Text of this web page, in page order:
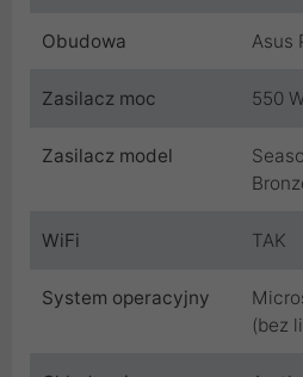
Obudowa Asus
Zasilacz moc 550
Zasilacz model
WiFi TAK
System operacyjny
(bez